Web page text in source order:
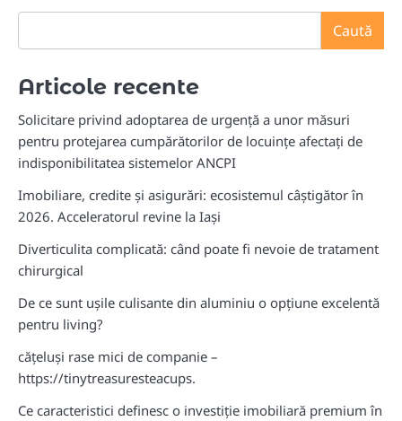
Caută
Articole recente
Solicitare privind adoptarea de urgență a unor măsuri
pentru protejarea cumpărătorilor de locuințe afectați de
indisponibilitatea sistemelor ANCPI
Imobiliare, credite și asigurări: ecosistemul câștigător în
2026. Acceleratorul revine la Iași
Diverticulita complicată: când poate fi nevoie de tratament
chirurgical
De ce sunt ușile culisante din aluminiu o opțiune excelentă
pentru living?
cățeluși rase mici de companie –
https://tinytreasuresteacups.
Ce caracteristici definesc o investiție imobiliară premium în